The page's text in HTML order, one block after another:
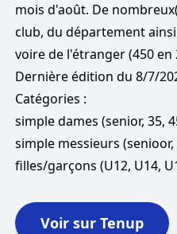
mois d'août. De
club, du département
voire de l'étranger (450
Dernièreédition du 8/7/
Catégories :
simple dames (senior, 35,
simple messieurs (senioor,
filles/garçons (U12, U14,
Voir sur Tenup